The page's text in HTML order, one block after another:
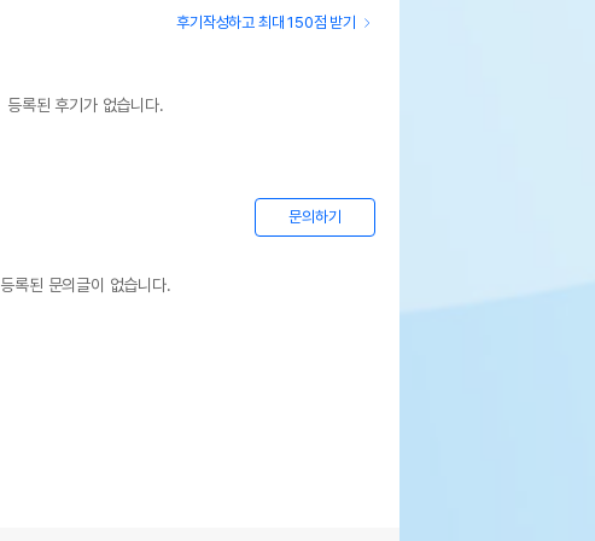
후기작성하고 최대 150점 받기
등록된 후기가 없습니다.
문의하기
등록된 문의글이 없습니다.